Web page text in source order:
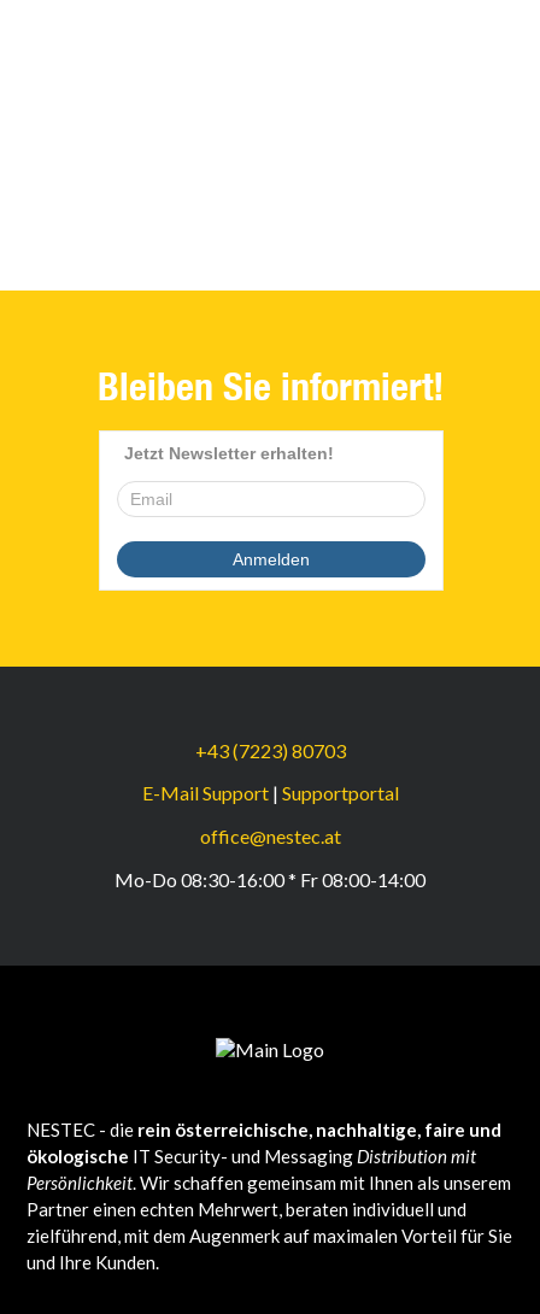
Bleiben Sie informiert!
+43 (7223) 80703
E-Mail Support| Supportportal
office@nestec.at
Mo-Do 08:30-16:00 * Fr 08:00-14:00
NESTEC - die rein österreichische, nachhaltige, faire und
ökologische IT Security- und Messaging Distribution mit
Persönlichkeit. Wir schaffen gemeinsam mit Ihnen als unserem
Partner einen echten Mehrwert, beraten individuell und
zielführend, mit dem Augenmerk auf maximalen Vorteil für Sie
und Ihre Kunden.